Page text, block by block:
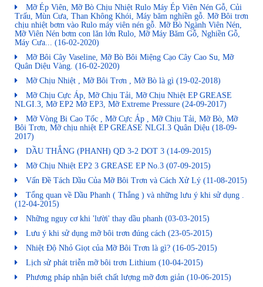
Mỡ Ép Viên, Mỡ Bò Chịu Nhiệt Rulo Máy Ép Viên Nén Gỗ, Củi
Trấu, Mùn Cưa, Than Không Khói, Máy băm nghiền gỗ. Mỡ Bôi trơn
chịu nhiệt bơm vào Rulo máy viên nén gỗ. Mỡ Bò Ngành Viên Nén,
Mỡ Viên Nén bơm con lăn lớn Rulo, Mỡ Máy Băm Gỗ, Nghiền Gỗ,
Máy Cưa... (16-02-2020)
Mỡ Bôi Cây Vaseline, Mỡ Bò Bôi Miệng Cạo Cây Cao Su, Mỡ
Quân Diệu Vàng. (16-02-2020)
Mỡ Chịu Nhiệt , Mỡ Bôi Trơn , Mỡ Bò là gì (19-02-2018)
Mỡ Chịu Cực Áp, Mỡ Chịu Tải, Mỡ Chịu Nhiệt EP GREASE
NLGI.3, Mỡ EP2 Mỡ EP3, Mỡ Extreme Pressure (24-09-2017)
Mỡ Vòng Bi Cao Tốc , Mỡ Cực Áp , Mỡ Chịu Tải, Mỡ Bò, Mỡ
Bôi Trơn, Mỡ chịu nhiệt EP GREASE NLGI.3 Quân Diệu (18-09-
2017)
DẦU THẮNG (PHANH) QD 3-2 DOT 3 (14-09-2015)
Mỡ Chịu Nhiệt EP2 3 GREASE EP No.3 (07-09-2015)
Vấn Đề Tách Dầu Của Mỡ Bôi Trơn và Cách Xử Lý (11-08-2015)
Tổng quan về Dầu Phanh ( Thắng ) và những lưu ý khi sử dụng .
(12-04-2015)
Những nguy cơ khi 'lười' thay dầu phanh (03-03-2015)
Lưu ý khi sử dụng mỡ bôi trơn đúng cách (23-05-2015)
Nhiệt Độ Nhỏ Giọt của Mỡ Bôi Trơn là gì? (16-05-2015)
Lịch sử phát triễn mỡ bôi trơn Lithium (10-04-2015)
Phương pháp nhận biết chất lượng mỡ đơn giản (10-06-2015)